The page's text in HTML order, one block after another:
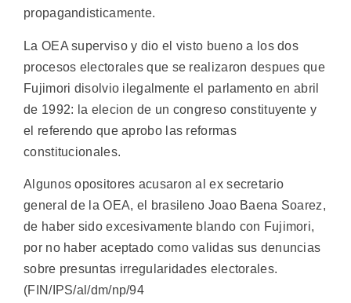
propagandisticamente.
La OEA superviso y dio el visto bueno a los dos
procesos electorales que se realizaron despues que
Fujimori disolvio ilegalmente el parlamento en abril
de 1992: la elecion de un congreso constituyente y
el referendo que aprobo las reformas
constitucionales.
Algunos opositores acusaron al ex secretario
general de la OEA, el brasileno Joao Baena Soarez,
de haber sido excesivamente blando con Fujimori,
por no haber aceptado como validas sus denuncias
sobre presuntas irregularidades electorales.
(FIN/IPS/al/dm/np/94